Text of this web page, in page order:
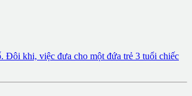
Đôi khi, việc đưa cho một đứa trẻ 3 tuổi chiếc